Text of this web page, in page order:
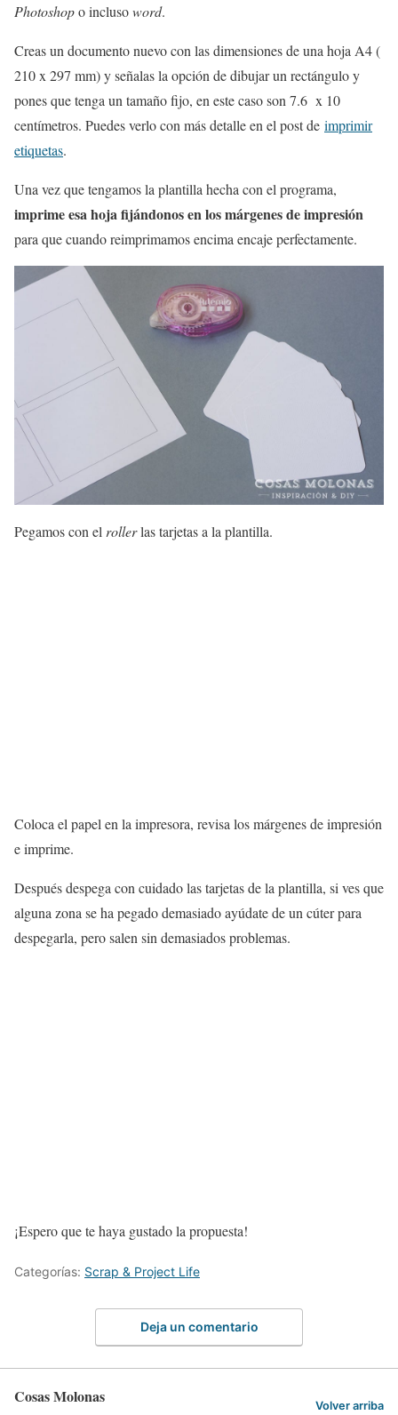
Photoshopo inclusoword.
Creas un documento nuevo con las dimensiones de una hoja A4 (
210 x 297 mm) y señalas la opción de dibujar un rectángulo y
pones que tenga un tamaño fijo, en este caso son 7.6 x 10
centímetros. Puedes verlo con más detalle en el post de imprimir
etiquetas.
Una vez que tengamos la plantilla hecha con el programa,
imprime esa hoja fijándonos en los márgenes de impresión
para que cuando reimprimamos encima encaje perfectamente.
Pegamos con el rollerlas tarjetas a la plantilla.
Coloca el papel en la impresora, revisa los márgenes de impresión
e imprime.
Después despega con cuidado las tarjetas de la plantilla, si ves que
alguna zona se ha pegado demasiado ayúdate de un cúter para
despegarla, pero salen sin demasiados problemas.
¡Espero que te haya gustado la propuesta!
Categorías: Scrap & Project Life
Deja un comentario
Cosas Molonas Volver arriba